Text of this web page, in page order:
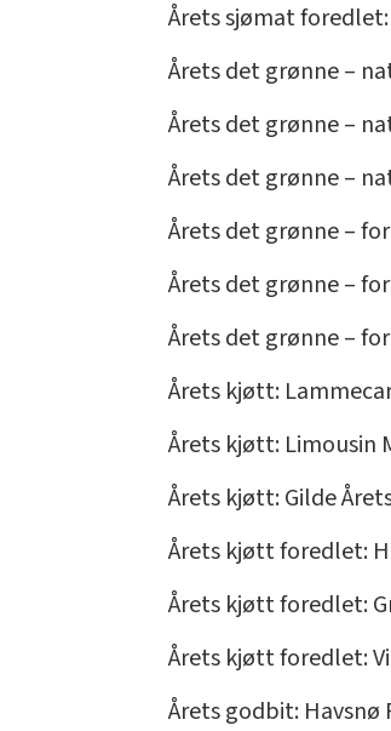
Årets sjømat
Årets det grønne –
Årets det grønne –
Årets det grønne –
Årets det grønne –
Årets det grønne –
Årets det grønne –
Årets kjøtt:
Årets kjøtt: Limousin
Årets kjøtt: Gilde
Årets kjøtt foredlet:
Årets kjøtt foredlet:
Årets kjøtt foredlet:
Årets godbit: Havsnø